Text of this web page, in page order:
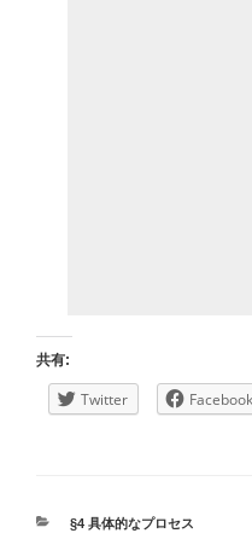
共有:
Twitter Facebook
カ
§4 具体的なプロセス